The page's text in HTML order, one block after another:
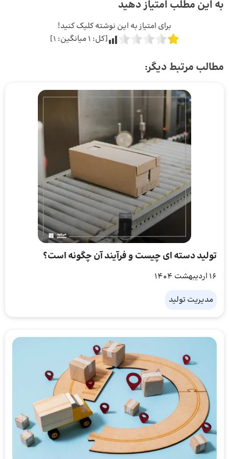
به این مطلب امتیاز دهید
برای امتیاز به این نوشته کلیک کنید!
[کل: 1میانگین: 1
]
مطالب مرتبط دیگر:
تولید دسته‌ ای چیست و فرآیند آن چگونه است؟
16 اردیبهشت 1404
مدیریت تولید